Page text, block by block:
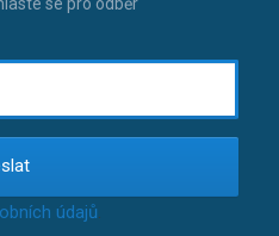
se pro odběr
údajů.